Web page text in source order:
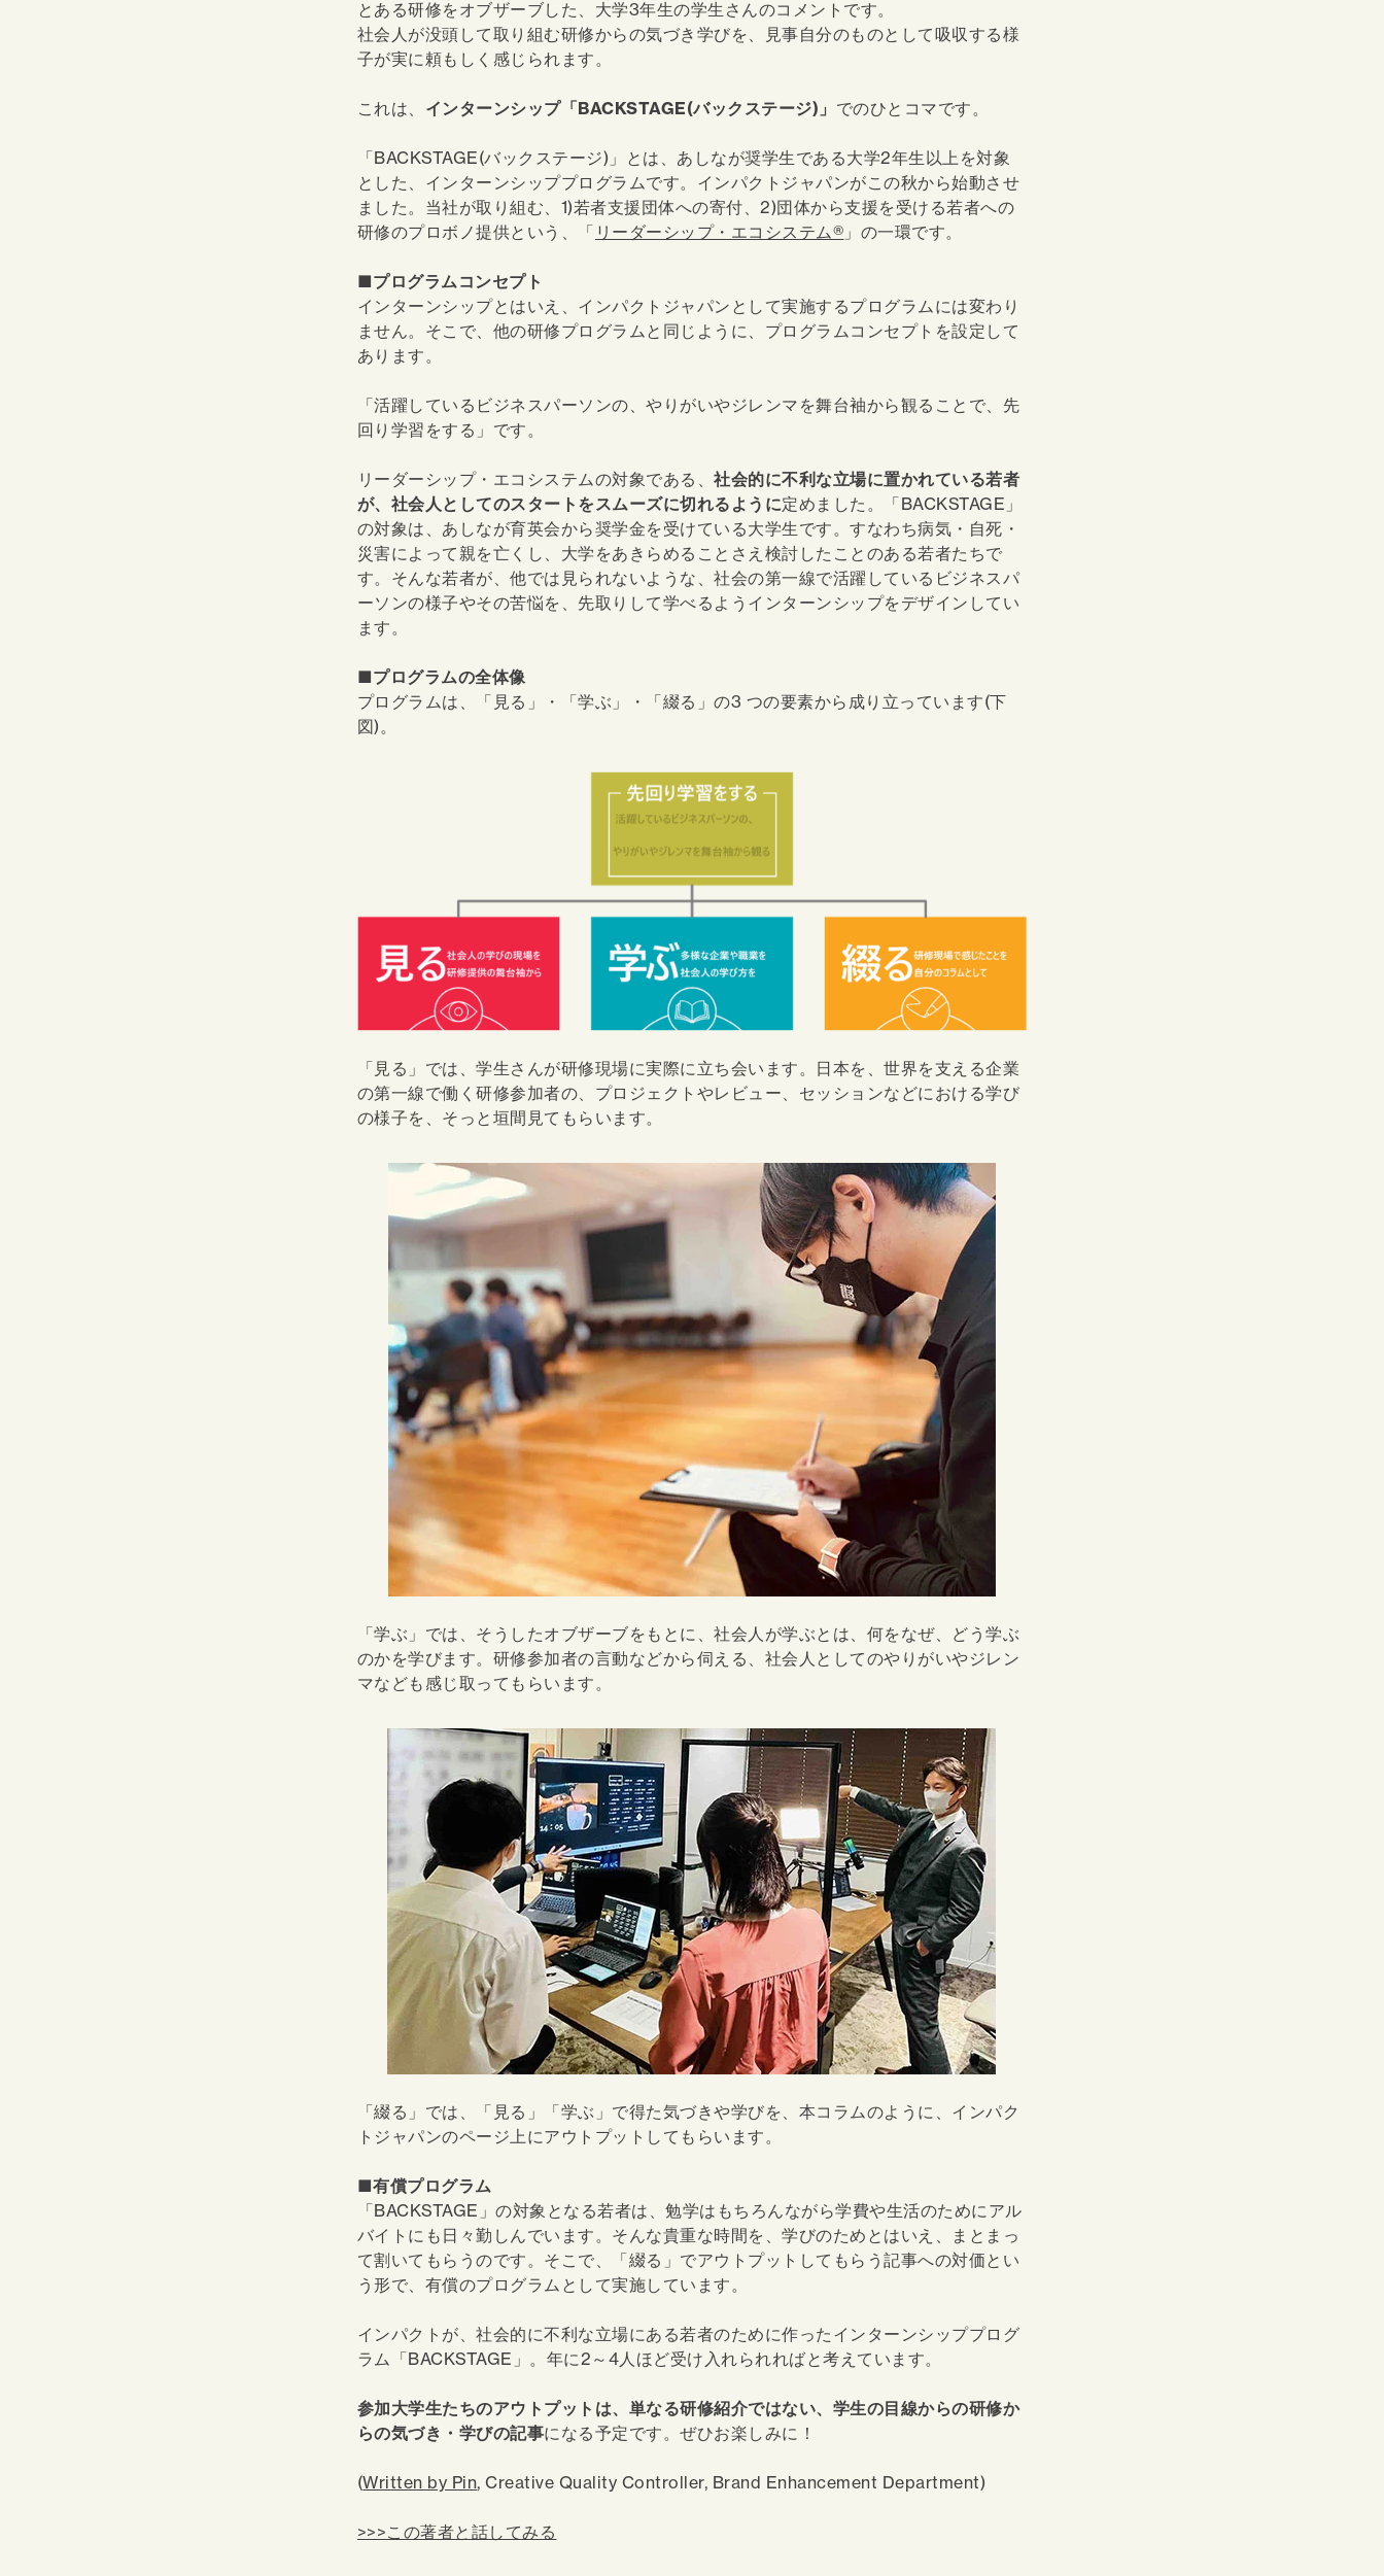
とある研修をオブザーブした、大学3年生の学生さんのコメントです。
社会人が没頭して取り組む研修からの気づき学びを、見事自分のものとして吸収する様
子が実に頼もしく感じられます。
これは、 インターンシップ「BACKSTAGE(バックステージ)」 でのひとコマです。
「BACKSTAGE(バックステージ)」とは、あしなが奨学生である大学2年生以上を対象
とした、インターンシッププログラムです。インパクトジャパンがこの秋から始動させ
ました。当社が取り組む、1)若者支援団体への寄付、2)団体から支援を受ける若者への
研修のプロボノ提供という、「 リーダーシップ・エコシステム® 」の一環です。
■プログラムコンセプト
インターンシップとはいえ、インパクトジャパンとして実施するプログラムには変わり
ません。そこで、他の研修プログラムと同じように、プログラムコンセプトを設定して
あります。
「活躍しているビジネスパーソンの、やりがいやジレンマを舞台袖から観ることで、先
回り学習をする」です。
リーダーシップ・エコシステムの対象である、社会的に不利な立場に置かれている若者
が、社会人としてのスタートをスムーズに切れるように定めました。「BACKSTAGE」
の対象は、あしなが育英会から奨学金を受けている大学生です。すなわち病気・自死・
災害によって親を亡くし、大学をあきらめることさえ検討したことのある若者たちで
す。そんな若者が、他では見られないような、社会の第一線で活躍しているビジネスパ
ーソンの様子やその苦悩を、先取りして学べるようインターンシップをデザインしてい
ます。
■プログラムの全体像
プログラムは、「見る」・「学ぶ」・「綴る」の3 つの要素から成り立っています(下
図)。
「見る」では、学生さんが研修現場に実際に立ち会います。日本を、世界を支える企業
の第一線で働く研修参加者の、プロジェクトやレビュー、セッションなどにおける学び
の様子を、そっと垣間見てもらいます。
「学ぶ」では、そうしたオブザーブをもとに、社会人が学ぶとは、何をなぜ、どう学ぶ
のかを学びます。研修参加者の言動などから伺える、社会人としてのやりがいやジレン
マなども感じ取ってもらいます。
「綴る」では、「見る」「学ぶ」で得た気づきや学びを、本コラムのように、インパク
トジャパンのページ上にアウトプットしてもらいます。
■有償プログラム
「BACKSTAGE」の対象となる若者は、勉学はもちろんながら学費や生活のためにアル
バイトにも日々勤しんでいます。そんな貴重な時間を、学びのためとはいえ、まとまっ
て割いてもらうのです。そこで、「綴る」でアウトプットしてもらう記事への対価とい
う形で、有償のプログラムとして実施しています。
インパクトが、社会的に不利な立場にある若者のために作ったインターンシッププログ
ラム「BACKSTAGE」。年に2～4人ほど受け入れられればと考えています。
参加大学生たちのアウトプットは、単なる研修紹介ではない、学生の目線からの研修か
らの気づき・学びの記事になる予定です。ぜひお楽しみに！
(Written by Pin, Creative Quality Controller, Brand Enhancement Department)
>>>この著者と話してみる